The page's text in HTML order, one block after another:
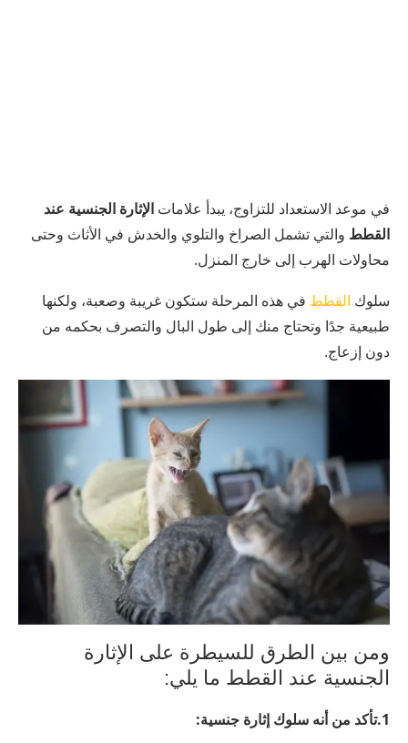
في موعد الاستعداد للتزاوج، يبدأ علامات الإثارة الجنسية عند
القطط والتي تشمل الصراخ والتلوي والخدش في الأثاث وحتى
محاولات الهرب إلى خارج المنزل.
سلوك القطط في هذه المرحلة ستكون غريبة وصعبة، ولكنها
طبيعية جدًا وتحتاج منك إلى طول البال والتصرف بحكمه من
دون إزعاج.
ومن بين الطرق للسيطرة على الإثارة
الجنسية عند القطط ما يلي:
1.تأكد من أنه سلوك إثارة جنسية: